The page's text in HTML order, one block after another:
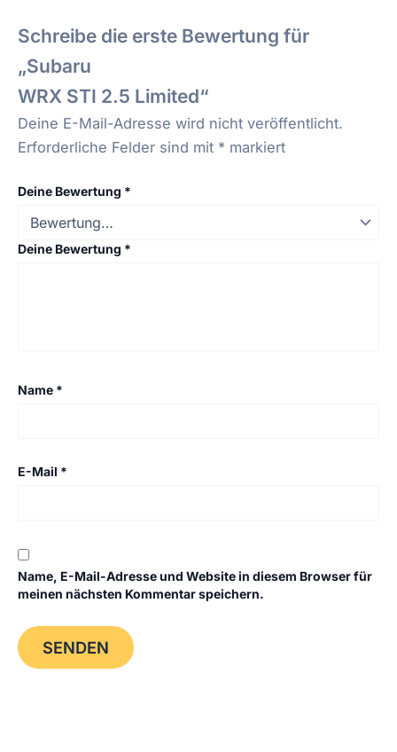
Schreibe die erste Bewertung für
„Subaru
WRX STI 2.5 Limited“
Deine E-Mail-Adresse wird nicht veröffentlicht.
Erforderliche Felder sind mit * markiert
Deine Bewertung *
Deine Bewertung *
Name *
E-Mail *
Name, E-Mail-Adresse und Website in diesem Browser für
meinen nächsten Kommentar speichern.